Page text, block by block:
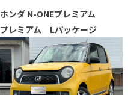
ホンダ N-ONEプレミアム
プレミアム Lパッケージ